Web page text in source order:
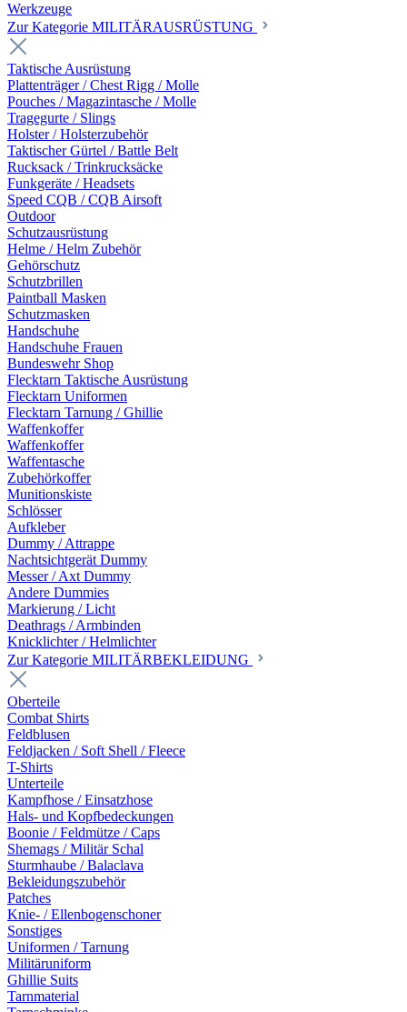
Werkzeuge
Zur Kategorie MILITÄRAUSRÜSTUNG
Taktische Ausrüstung
Plattenträger / Chest Rigg / Molle
Pouches / Magazintasche / Molle
Tragegurte / Slings
Holster / Holsterzubehör
Taktischer Gürtel / Battle Belt
Rucksack / Trinkrucksäcke
Funkgeräte / Headsets
Speed CQB / CQB Airsoft
Outdoor
Schutzausrüstung
Helme / Helm Zubehör
Gehörschutz
Schutzbrillen
Paintball Masken
Schutzmasken
Handschuhe
Handschuhe Frauen
Bundeswehr Shop
Flecktarn Taktische Ausrüstung
Flecktarn Uniformen
Flecktarn Tarnung / Ghillie
Waffenkoffer
Waffenkoffer
Waffentasche
Zubehörkoffer
Munitionskiste
Schlösser
Aufkleber
Dummy / Attrappe
Nachtsichtgerät Dummy
Messer / Axt Dummy
Andere Dummies
Markierung / Licht
Deathrags / Armbinden
Knicklichter / Helmlichter
Zur Kategorie MILITÄRBEKLEIDUNG
Oberteile
Combat Shirts
Feldblusen
Feldjacken / Soft Shell / Fleece
T-Shirts
Unterteile
Kampfhose / Einsatzhose
Hals- und Kopfbedeckungen
Boonie / Feldmütze / Caps
Shemags / Militär Schal
Sturmhaube / Balaclava
Bekleidungszubehör
Patches
Knie- / Ellenbogenschoner
Sonstiges
Uniformen / Tarnung
Militäruniform
Ghillie Suits
Tarnmaterial